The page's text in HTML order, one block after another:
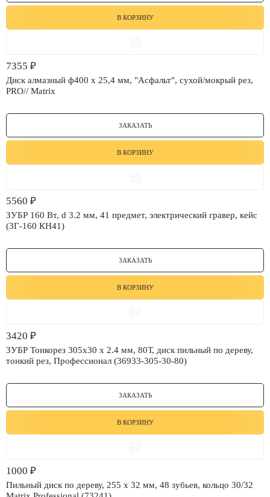
В КОРЗИНУ
7355 ₽
Диск алмазный ф400 х 25,4 мм, "Асфальт", сухой/мокрый рез,
PRO// Matrix
ЗАКАЗАТЬ
В КОРЗИНУ
5560 ₽
ЗУБР 160 Вт, d 3.2 мм, 41 предмет, электрический гравер, кейс
(ЗГ-160 КН41)
ЗАКАЗАТЬ
В КОРЗИНУ
3420 ₽
ЗУБР Тонкорез 305х30 x 2.4 мм, 80Т, диск пильный по дереву,
тонкий рез, Профессионал (36933-305-30-80)
ЗАКАЗАТЬ
В КОРЗИНУ
1000 ₽
Пильный диск по дереву, 255 х 32 мм, 48 зубьев, кольцо 30/32